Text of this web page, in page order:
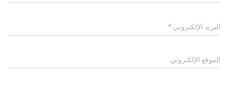
البريد الإلكتروني *
الموقع الإلكتروني